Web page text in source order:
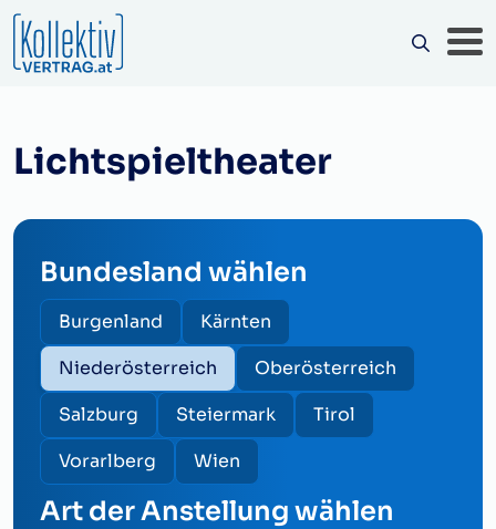
Lichtspieltheater
Bundesland wählen
Burgenland
Kärnten
Niederösterreich
Oberösterreich
Salzburg
Steiermark
Tirol
Vorarlberg
Wien
Art der Anstellung wählen